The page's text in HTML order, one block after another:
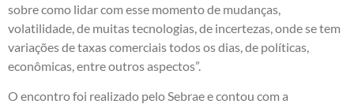
sobre como lidar com esse momento de mudanças,
volatilidade, de muitas tecnologias, de incertezas, onde se tem
variações de taxas comerciais todos os dias, de políticas,
econômicas, entre outros aspectos”.
O encontro foi realizado pelo Sebrae e contou com a